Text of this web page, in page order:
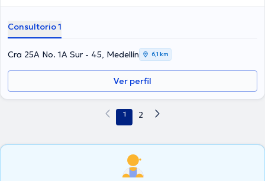
Consultorio 1
Cra 25A No. 1A Sur - 45, Medellín 6,1 km
Ver perfil
1 2